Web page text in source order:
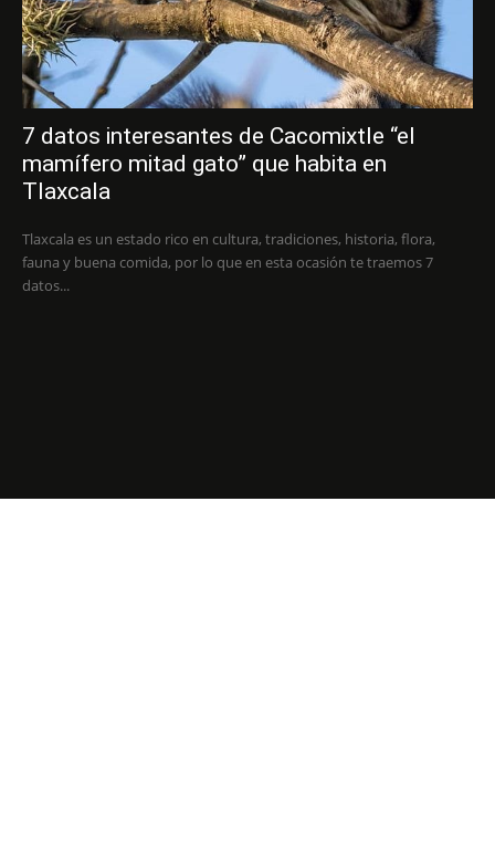
7 datos interesantes de Cacomixtle “el
mamífero mitad gato” que habita en
Tlaxcala
Tlaxcala es un estado rico en cultura, tradiciones, historia, flora,
fauna y buena comida, por lo que en esta ocasión te traemos 7
datos...